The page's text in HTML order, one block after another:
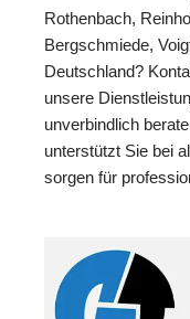
Rothenbach,
Bergschmiede,
Deutschland?
unsere
unverbindlich
unterstützt Sie bei
sorgen für